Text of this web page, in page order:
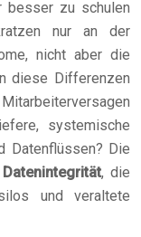
besser zu schulen
nur an der
nicht aber die
diese Differenzen
systemische
Datenflüssen? Die
Datenintegrität, die
und veraltete